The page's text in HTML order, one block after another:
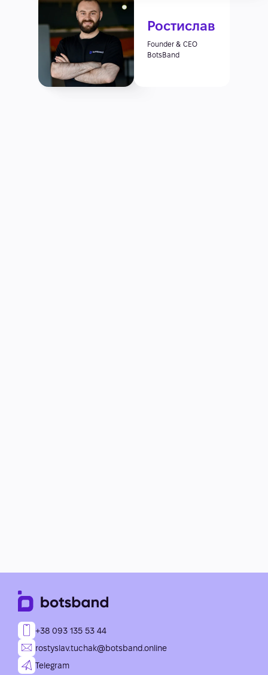
Ростислав
Founder & CEO
BotsBand
+38 093 135 53 44
rostyslav.tuchak@botsband.online
Telegram